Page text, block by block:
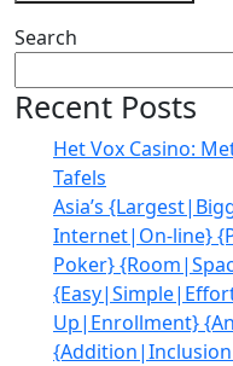
Search
Recent Posts
Het Vox Casino:
Tafels
Asia’s
Internet|On-line}
Poker}
Up|Enrollment}